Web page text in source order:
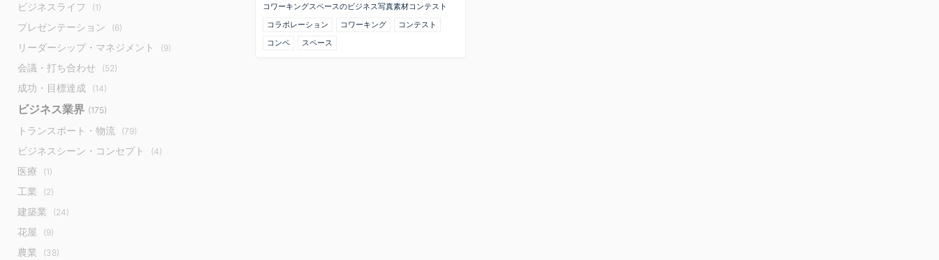
ビジネスライフ (1)
プレゼンテーション (6)
リーダーシップ・マネジメント (9)
会議・打ち合わせ (52)
成功・目標達成 (14)
ビジネス業界 (175)
トランスポート・物流 (79)
ビジネスシーン・コンセプト (4)
医療 (1)
工業 (2)
建築業 (24)
花屋 (9)
農業 (38)
コワーキングスペースのビジネス写真素材コンテスト
コラボレーション
コワーキング
コンテスト
コンペ
スペース